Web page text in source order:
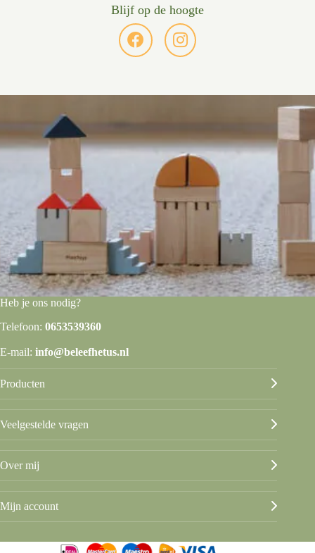
Blijf op de hoogte
Heb je ons nodig?
Telefoon: 0653539360
E-mail: info@beleefhetus.nl
Producten
Veelgestelde vragen
Over mij
Mijn account